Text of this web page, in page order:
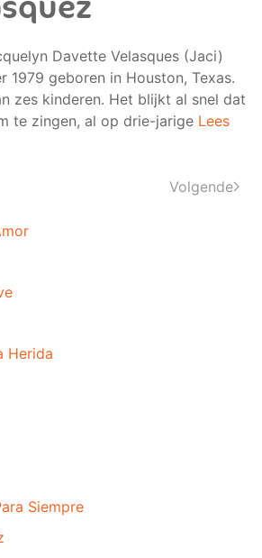
Davette Velasques (Jaci)
1979 geboren in Houston, Texas.
zes kinderen. Het blijkt al snel dat
te zingen, al op drie-jarige Lees
Volgende
Herida
Siempre